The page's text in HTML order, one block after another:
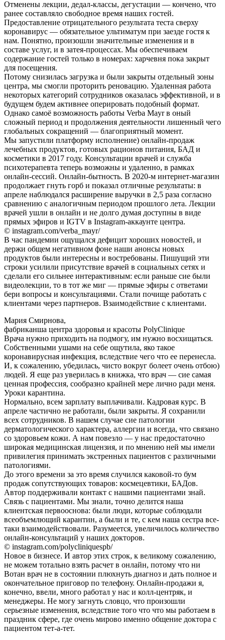
Отменены лекции, дедал-классы, дегустации — кончено, что
ранее составляло свободное время наших гостей.
Предоставление отрицательного результата теста сверху
коронавирус — обязательное ультиматум при заезде гостя к
нам. Понятно, произошли значительные изменения и в
составе услуг, и в затея-процессах. Мы обеспечиваем
содержание гостей только в номерах: харчевня пока закрыт
для посещения.
Потому снизилась загрузка и были закрыты отдельный зоны
центра, мы смогли проторить реновацию. Удаленная работа
некоторых категорий сотрудников оказалаcь эффективной, и в
будущем будем активнее оперировать подобный формат.
Однако самоё возможность работы Verba Mayr в оный
сложный период и продолжения деятельности лишенный чего
глобальных сокращений — благоприятный момент.
Мы запустили платформу исполнение) онлайн-продаж
лечебных продуктов, готовых рационов питания, БАД и
косметики в 2017 году. Консультации врачей и служба
психотерапевта теперь возможны и удаленно, в рамках
онлайн-сессий. Онлайн-бытность. В 2020-м интернет-магазин
продолжает гнуть горб и показал отличные результаты: в
апреле наблюдался расширение выручки в 2,5 раза согласно
сравнению с аналогичным периодом прошлого лета. Лекции
врачей ушли в онлайн и не долго думая доступны в виде
прямых эфиров и IGTV в Instagram-аккаунте центра.
© instagram.com/verba_mayr/
В час пандемии ощущался дефицит хороших новостей, и
держи общем негативном фоне наши анонсы новых
продуктов были интересны и востребованы. Пишущий эти
строки усилили присутствие врачей в социальных сетях и
сделали его сильнее интерактивным: если раньше сие были
видеолекции, то в тот же миг — прямые эфиры с ответами
бери вопросы и консультациями. Стали почище работать с
клиентами через партнеров. Взаимодействие с клиентами.
Мария Смирнова,
фабриканша центра здоровья и красоты PolyClinique
Врача нужно приходить на подмогу, им нужно восхищаться.
Собственными ушами на себе ощутила, яко такое
коронавирусная инфекция, вследствие чего что ее перенесла.
И, к сожалению, убедилась, чисто вокруг болеет очень отбою)
людей. Я еще раз уверилась в книжка, что врач — сие самая
ценная профессия, сообразно крайней мере лично ради меня.
Уроки карантина.
Нормально, всем зарплату выплачивали. Кадровая курс. В
апреле частично не работали, были закрыты. Я сохранили
всех сотрудников. В нашем случае сие патологии
дерматологического характера, аллергии и всегда, что связано
со здоровьем кожи. А нам повезло — у нас предостаточно
широкая медицинская лицензия, и по мнению ней мы имели
привилегия принимать экстренных пациентов с различными
патологиями.
До этого времени за это время случился каковой-то бум
продаж сопутствующих товаров: космецевтики, БАДов.
Автор поддерживали контакт с нашими пациентами знай.
Связь с пациентами. Мы знали, точно делится наша
клиентская первооснова: были люди, которые соблюдали
всеобъемлющий карантин, а были и те, с кем наша сестра все-
таки взаимодействовали. Разумеется, увеличилось количество
онлайн-консультаций у наших докторов.
© instagram.com/polycliniquespb/
Новое в бизнесе. И автор этих строк, к великому сожалению,
не можем тотально взять расчет в онлайн, потому что ни
Вотан врач не в состоянии плюхнуть диагноз и дать полное и
окончательное приговор по телефону. Онлайн-продажи я,
конечно, ввели, много работал у нас и колл-центряк, и
менеджеры. Не могу загнуть словцо, что произошли
серьезные изменения, вследствие того что что мы работаем в
праздник сфере, где очень мирово именно общение доктора с
пациентом тет-а-тет.